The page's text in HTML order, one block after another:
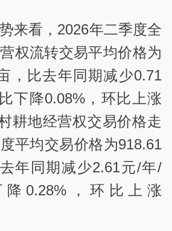
来看，2026年二季度全
权流转交易平均价格为
，比去年同期减少0.71
下降0.08%，环比上涨
耕地经营权交易价格走
平均交易价格为918.61
年同期减少2.61元/年/
0.28%，环比上涨